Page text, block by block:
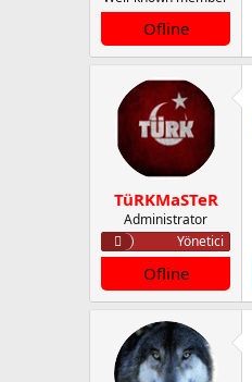
a
a
a
r
i
Ofline
TüRKMaSTeR
Administrator
Yönetici
Ofline